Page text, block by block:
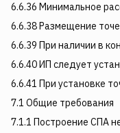
6.6.36 Минимальное
6.6.38 Размещение
6.6.39 При наличии в
6.6.40 ИП следует
6.6.41 При установке
7.1 Общие требования
7.1.1 Построение СПА